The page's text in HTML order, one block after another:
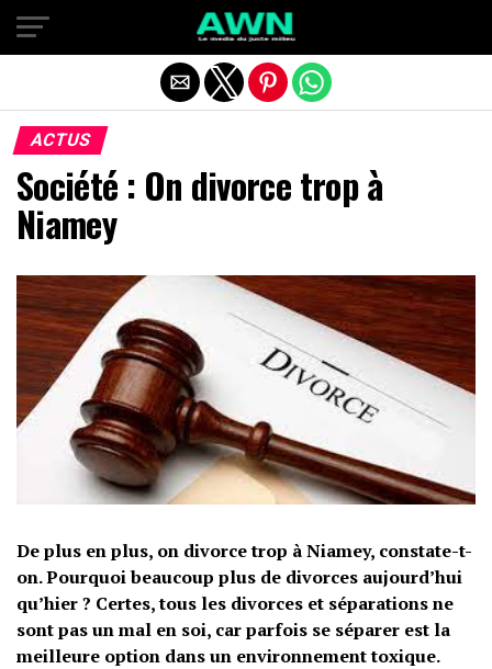
ACTUS
Société : On divorce trop à
Niamey
De plus en plus, on divorce trop à Niamey, constate-t-
on. Pourquoi beaucoup plus de divorces aujourd’hui
qu’hier ? Certes, tous les divorces et séparations ne
sont pas un mal en soi, car parfois se séparer est la
meilleure option dans un environnement toxique.
Quitter la version mobile